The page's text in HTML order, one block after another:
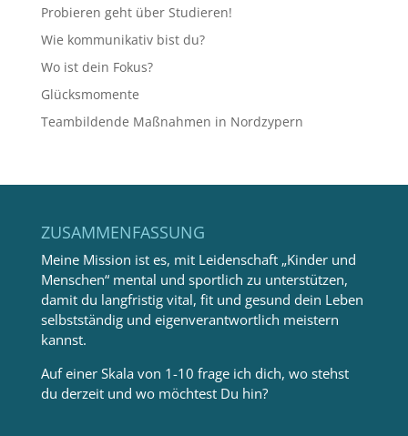
Probieren geht über Studieren!
Wie kommunikativ bist du?
Wo ist dein Fokus?
Glücksmomente
Teambildende Maßnahmen in Nordzypern
ZUSAMMENFASSUNG
Meine Mission ist es, mit Leidenschaft „Kinder und
Menschen“ mental und sportlich zu unterstützen,
damit du langfristig vital, fit und gesund dein Leben
selbstständig und eigenverantwortlich meistern
kannst.
Auf einer Skala von 1-10 frage ich dich, wo stehst
du derzeit und wo möchtest Du hin?